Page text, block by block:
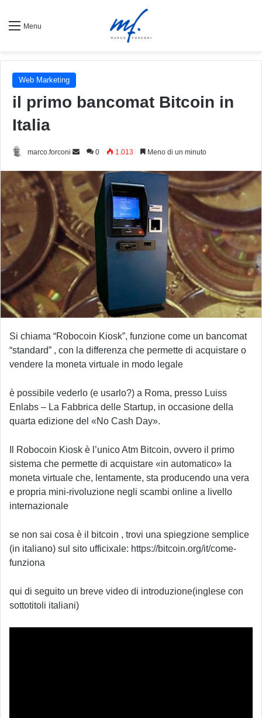
Menu
Web Marketing
il primo bancomat Bitcoin in
Italia
marco.forconi
Invia 0 1.013 Meno di un minuto
Si chiama “Robocoin Kiosk”, funzione come un bancomat
“standard” , con la differenza che permette di acquistare o
vendere la moneta virtuale in modo legale
è possibile vederlo (e usarlo?) a Roma, presso Luiss
Enlabs – La Fabbrica delle Startup, in occasione della
quarta edizione del «No Cash Day».
Il Robocoin Kiosk è l’unico Atm Bitcoin, ovvero il primo
sistema che permette di acquistare «in automatico» la
moneta virtuale che, lentamente, sta producendo una vera
e propria mini-rivoluzione negli scambi online a livello
internazionale
se non sai cosa è il bitcoin , trovi una spiegzione semplice
(in italiano) sul sito ufficixale: https://bitcoin.org/it/come-
funziona
qui di seguito un breve video di introduzione(inglese con
sottotitoli italiani)